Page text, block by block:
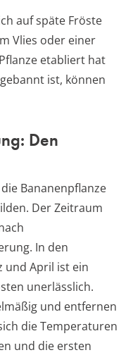
auf späte Fröste
Vlies oder einer
etabliert hat
ist, können
Den
Bananenpflanze
Der Zeitraum
In den
und April ist ein
unerlässlich.
und entfernen
die Temperaturen
und die ersten